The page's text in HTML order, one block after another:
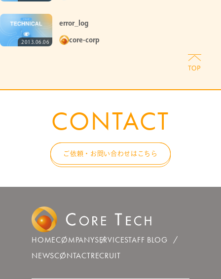
2013.06.06
error_log
core-corp
CONTACT
ご依頼・お問い合わせはこちら
HOMECOMPANYSERVICESTAFF BLOG
NEWSCONTACTRECRUIT